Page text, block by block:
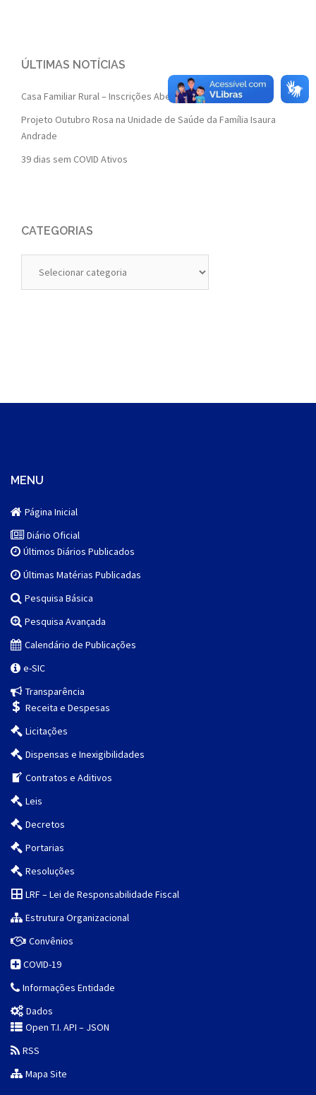
ÚLTIMAS NOTÍCIAS
Casa Familiar Rural – Inscrições Abertas 2022
Projeto Outubro Rosa na Unidade de Saúde da Família Isaura
Andrade
39 dias sem COVID Ativos
CATEGORIAS
MENU
Página Inicial
Diário Oficial
Últimos Diários Publicados
Últimas Matérias Publicadas
Pesquisa Básica
Pesquisa Avançada
Calendário de Publicações
e-SIC
Transparência
Receita e Despesas
Licitações
Dispensas e Inexigibilidades
Contratos e Aditivos
Leis
Decretos
Portarias
Resoluções
LRF – Lei de Responsabilidade Fiscal
Estrutura Organizacional
Convênios
COVID-19
Informações Entidade
Dados
Open T.I. API – JSON
RSS
Mapa Site